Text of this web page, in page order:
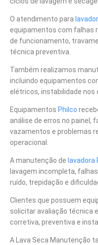
O atendimento para
equipamentos com falhas
de funcionamento,
técnica preventiva.
Também realizamos
incluindo equipamentos
elétricos, instabilidade nos
Equipamentos Philco
análise de erros no painel,
vazamentos e problemas
operacional.
A manutenção de lavadora
lavagem incompleta,
ruído, trepidação e
Clientes que possuem
solicitar avaliação técnica
corretiva, preventiva e
A Lava Seca Manutenção